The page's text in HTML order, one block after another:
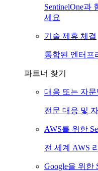
SentinelOne과
세요
기술 제휴 체결
통합된 엔터프
파트너 찾기
대응 또는 자문
전문 대응 및
AWS를 위한
전 세계 AWS
Google을 위한